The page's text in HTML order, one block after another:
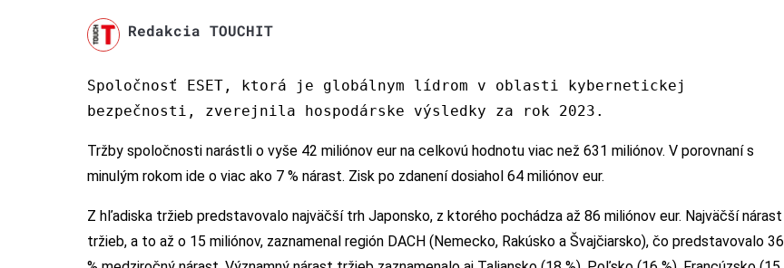
Redakcia TOUCHIT
Spoločnosť ESET, ktorá je globálnym lídrom v oblasti kybernetickej
bezpečnosti, zverejnila hospodárske výsledky za rok 2023.
Tržby spoločnosti narástli o vyše 42 miliónov eur na celkovú hodnotu viac než 631 miliónov. V porovnaní s
minulým rokom ide o viac ako 7 % nárast. Zisk po zdanení dosiahol 64 miliónov eur.
Z hľadiska tržieb predstavovalo najväčší trh Japonsko, z ktorého pochádza až 86 miliónov eur. Najväčší nárast
tržieb, a to až o 15 miliónov, zaznamenal región DACH (Nemecko, Rakúsko a Švajčiarsko), čo predstavovalo 36